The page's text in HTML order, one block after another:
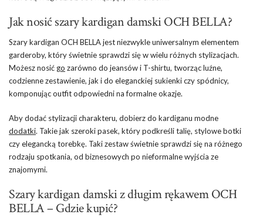
Jak nosić szary kardigan damski OCH BELLA?
Szary kardigan OCH BELLA jest niezwykle uniwersalnym elementem
garderoby, który świetnie sprawdzi się w wielu różnych stylizacjach.
Możesz nosić go zarówno do jeansów i T-shirtu, tworząc luźne,
codzienne zestawienie, jak i do eleganckiej sukienki czy spódnicy,
komponując outfit odpowiedni na formalne okazje.
Aby dodać stylizacji charakteru, dobierz do kardiganu modne
dodatki. Takie jak szeroki pasek, który podkreśli talię, stylowe botki
czy elegancką torebkę. Taki zestaw świetnie sprawdzi się na różnego
rodzaju spotkania, od biznesowych po nieformalne wyjścia ze
znajomymi.
Szary kardigan damski z długim rękawem OCH
BELLA – Gdzie kupić?